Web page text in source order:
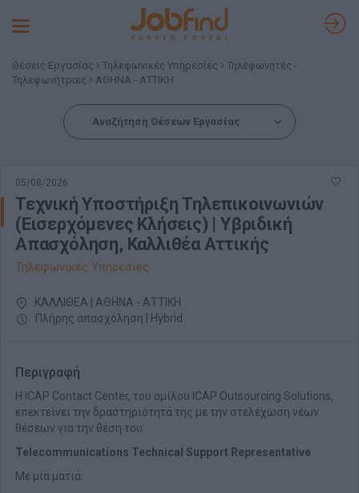
Toggle
Θέσεις Εργασίας Τηλεφωνικές Υπηρεσίες
Τηλεφωνητές -
Τηλεφωνήτριες
ΑΘΗΝΑ - ΑΤΤΙΚΗ
Αναζήτηση Θέσεων Εργασίας
05/08/2026
Τεχνική Υποστήριξη Τηλεπικοινωνιών
(Εισερχόμενες Κλήσεις) | Υβριδική
Απασχόληση, Καλλιθέα Αττικής
Τηλεφωνικές Υπηρεσίες
ΚΑΛΛΙΘΕΑ | ΑΘΗΝΑ - ΑΤΤΙΚΗ
Πλήρης απασχόληση | Hybrid
Περιγραφή
H ICAP Contact Center, του ομίλου ICAP Outsourcing Solutions,
επεκτείνει την δραστηριότητά της με την στελέχωση νέων
θέσεων για την θέση του:
Telecommunications Technical Support Representative
Με μία ματιά: